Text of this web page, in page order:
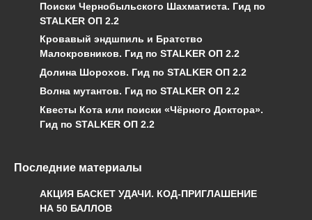
Поиски Чернобыльского Шахматиста. Гид по
STALKER ОП 2.2
Кровавый эндшпиль и Братство
Малокровников. Гид по STALKER ОП 2.2
Долина Шорохов. Гид по STALKER ОП 2.2
Волна мутантов. Гид по STALKER ОП 2.2
Квесты Кота или поиски «Чёрного Доктора».
Гид по STALKER ОП 2.2
Последние материалы
АКЦИЯ БАСКЕТ УДАЧИ. КОД-ПРИГЛАШЕНИЕ
НА 50 БАЛЛОВ